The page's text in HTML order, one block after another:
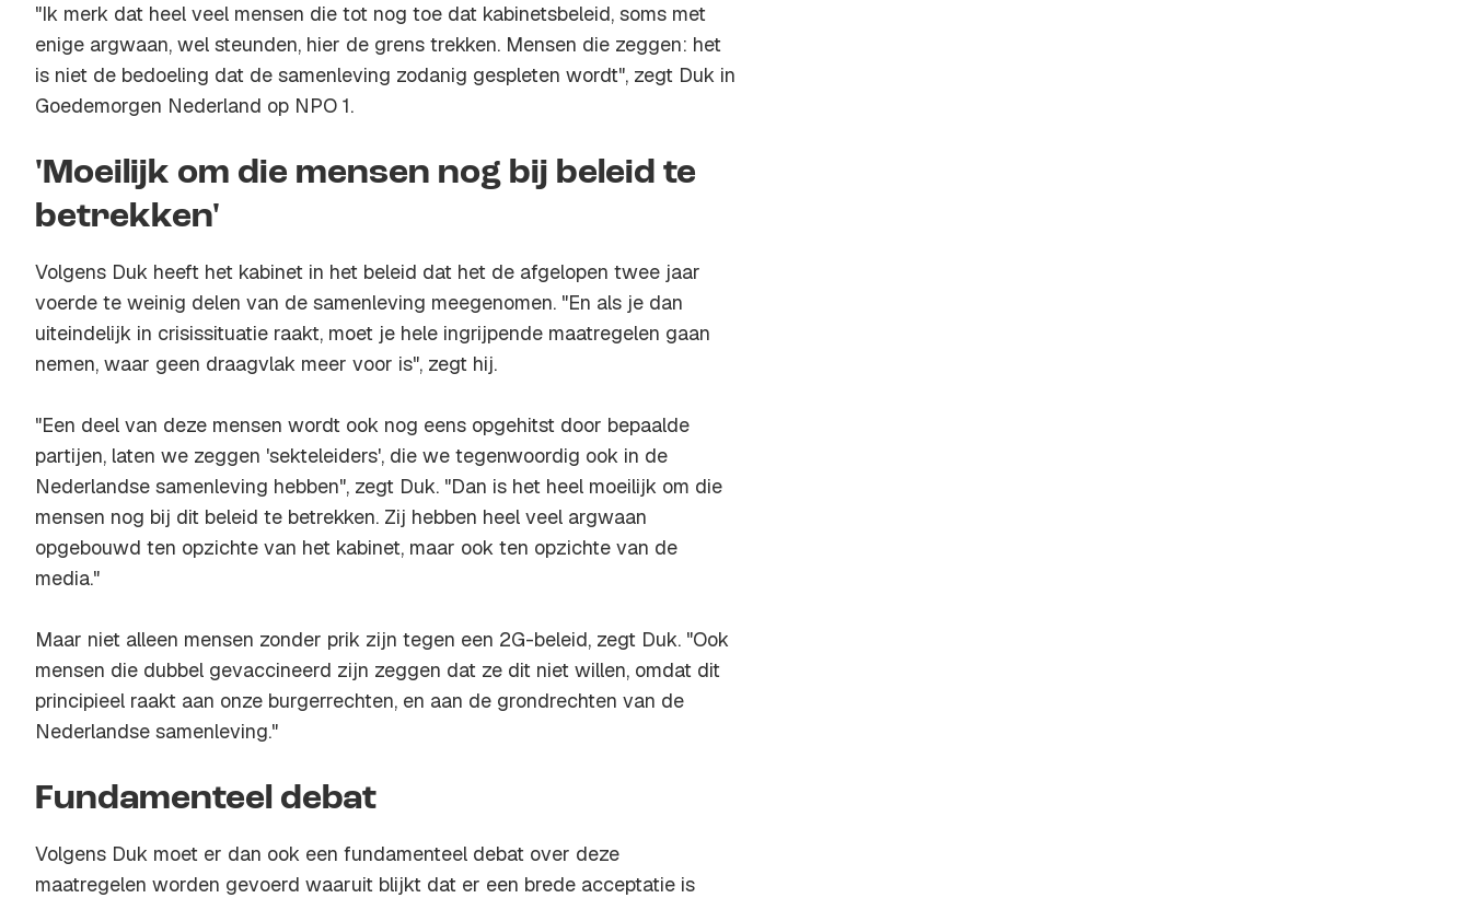
"Ik merk dat heel veel mensen die tot nog toe dat kabinetsbeleid, soms met
enige argwaan, wel steunden, hier de grens trekken. Mensen die zeggen: het
is niet de bedoeling dat de samenleving zodanig gespleten wordt", zegt Duk in
Goedemorgen Nederland op NPO 1.
'Moeilijk om die mensen nog bij beleid te
betrekken'
Volgens Duk heeft het kabinet in het beleid dat het de afgelopen twee jaar
voerde te weinig delen van de samenleving meegenomen. "En als je dan
uiteindelijk in crisissituatie raakt, moet je hele ingrijpende maatregelen gaan
nemen, waar geen draagvlak meer voor is", zegt hij.
"Een deel van deze mensen wordt ook nog eens opgehitst door bepaalde
partijen, laten we zeggen 'sekteleiders', die we tegenwoordig ook in de
Nederlandse samenleving hebben", zegt Duk. "Dan is het heel moeilijk om die
mensen nog bij dit beleid te betrekken. Zij hebben heel veel argwaan
opgebouwd ten opzichte van het kabinet, maar ook ten opzichte van de
media."
Maar niet alleen mensen zonder prik zijn tegen een 2G-beleid, zegt Duk. "Ook
mensen die dubbel gevaccineerd zijn zeggen dat ze dit niet willen, omdat dit
principieel raakt aan onze burgerrechten, en aan de grondrechten van de
Nederlandse samenleving."
Fundamenteel debat
Volgens Duk moet er dan ook een fundamenteel debat over deze
maatregelen worden gevoerd waaruit blijkt dat er een brede acceptatie is